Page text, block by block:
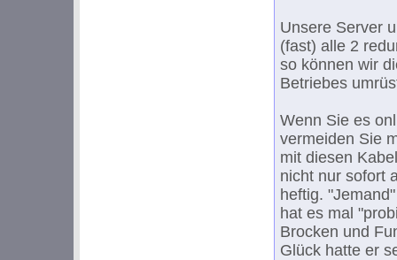
Unsere Server
(fast) alle 2
so können wir
Betriebes
Wenn Sie es
vermeiden Sie
mit diesen
nicht nur sofort
heftig.
hat es mal
Brocken und
Glück hatte er